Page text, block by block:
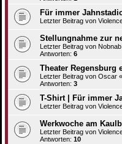
Für immer
Letzter Beitrag von
Stellungnahme zur
Letzter Beitrag von Nobnab
Antworten: 6
Theater Regensburg
Letzter Beitrag von Oscar «
Antworten: 3
T-Shirt | Für immer
Letzter Beitrag von
Werkwoche am
Letzter Beitrag von
Antworten: 10